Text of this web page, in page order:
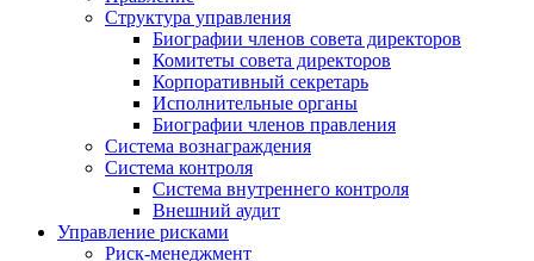
Структура управления
Биографии членов совета директоров
Комитеты совета директоров
Корпоративный секретарь
Исполнительные органы
Биографии членов правления
Система вознаграждения
Система контроля
Система внутреннего контроля
Внешний аудит
Управление рисками
Риск-менеджмент